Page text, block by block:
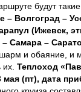
будут
– Волгоград –
(Ижевск,
Самара –
и обаяние, и
Теплоход
мая (пт), дата